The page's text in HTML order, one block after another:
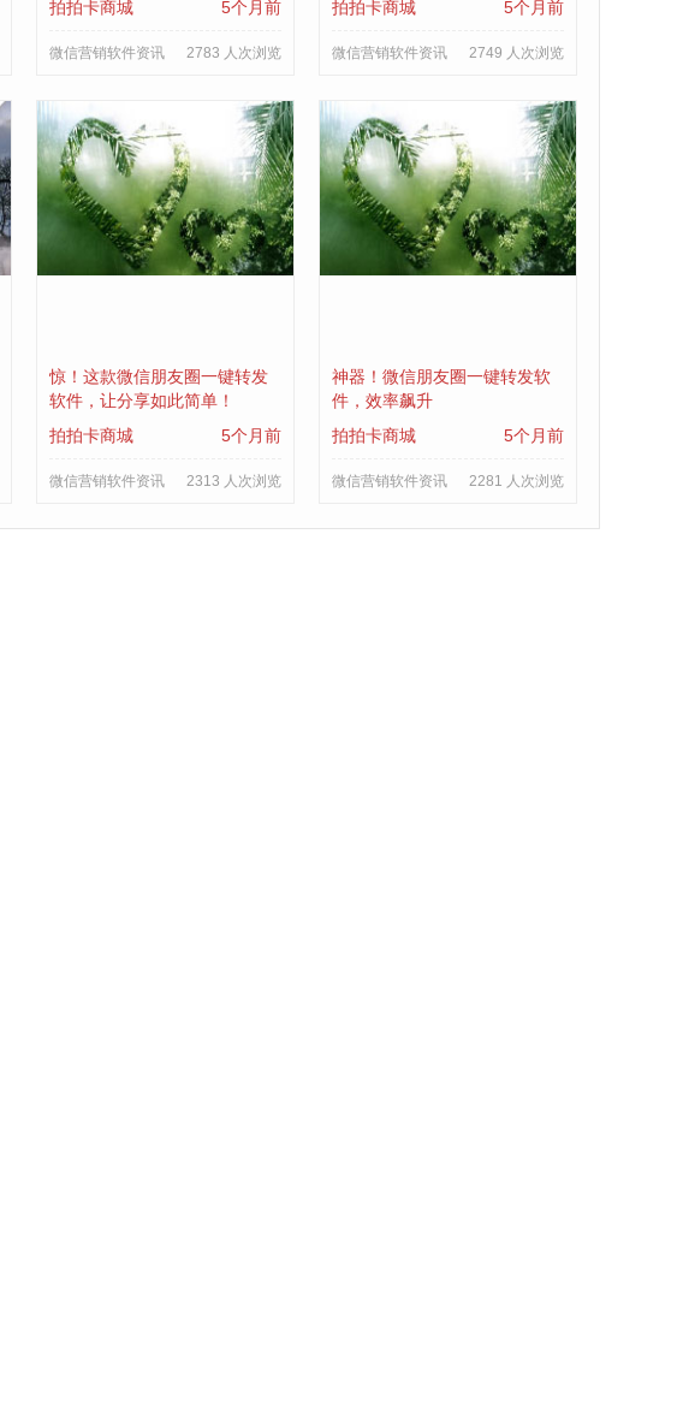
拍拍卡商城
5个月前
微信营销软件资讯 2783 人次浏览
拍拍卡商城
5个月前
微信营销软件资讯 2749 人次浏览
惊！这款微信朋友圈一键转发
软件，让分享如此简单！
拍拍卡商城
5个月前
微信营销软件资讯 2313 人次浏览
神器！微信朋友圈一键转发软
件，效率飙升
拍拍卡商城
5个月前
微信营销软件资讯 2281 人次浏览